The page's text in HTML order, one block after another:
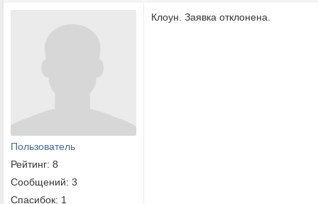
Пользователь
Рейтинг: 8
Сообщений: 3
Спасибок: 1
Клоун. Заявка отклонена.